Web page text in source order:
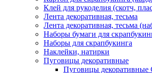
Клей для рукоделия (скотч,
Лента декоративная, тесьма
Лента декоративная, тесьма
Наборы бумаги для
Наборы для скрапбукинга
Наклейки, натирки
Пуговицы декоративные
Пуговицы декоративные